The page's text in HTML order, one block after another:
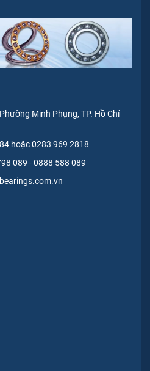
Minh Phụng, TP. Hồ Chí
hoặc 0283 969 2818
089 -0888 588 089